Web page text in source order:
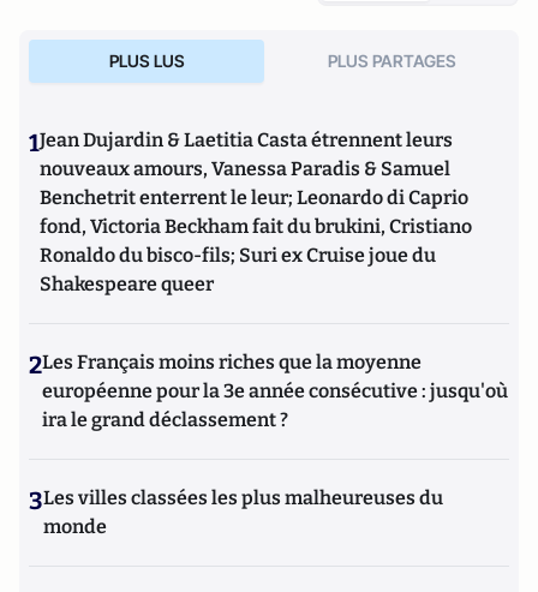
PLUS LUS PLUS PARTAGES
1Jean Dujardin & Laetitia Casta étrennent leurs
nouveaux amours, Vanessa Paradis & Samuel
Benchetrit enterrent le leur; Leonardo di Caprio
fond, Victoria Beckham fait du brukini, Cristiano
Ronaldo du bisco-fils; Suri ex Cruise joue du
Shakespeare queer
2Les Français moins riches que la moyenne
européenne pour la 3e année consécutive : jusqu'où
ira le grand déclassement ?
3Les villes classées les plus malheureuses du
monde